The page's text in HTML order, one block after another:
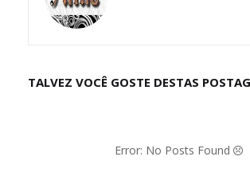
TALVEZ VOCÊ GOSTE DESTAS
Error: No Posts Found